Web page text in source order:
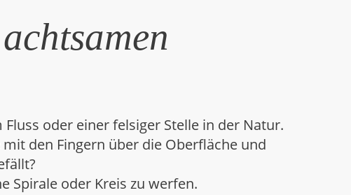
oder einer felsiger Stelle in der Natur.
den Fingern über die Oberfläche und
Spirale oder Kreis zu werfen.